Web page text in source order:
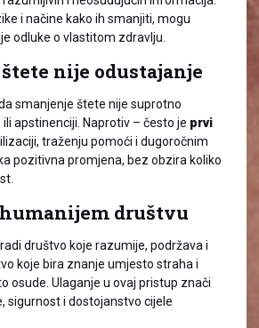
i načine kako ih smanjiti, mogu
odluke o vlastitom zdravlju.
nije odustajanje
smanjenje štete nije suprotno
ili apstinenciji. Naprotiv – često je prvi
traženju pomoći i dugoročnim
pozitivna promjena, bez obzira koliko
društvu
društvo koje razumije, podržava i
koje bira znanje umjesto straha i
osude. Ulaganje u ovaj pristup znači
sigurnost i dostojanstvo cijele